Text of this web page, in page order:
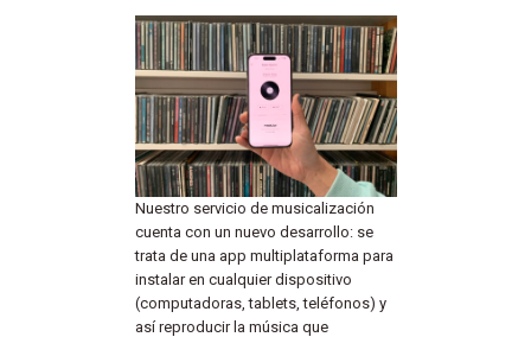
Nuestro servicio de musicalización
cuenta con un nuevo desarrollo: se
trata de una app multiplataforma para
instalar en cualquier dispositivo
(computadoras, tablets, teléfonos) y
así reproducir la música que